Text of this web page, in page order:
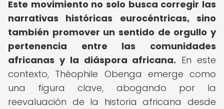
Este movimiento no solo busca corregir las
narrativas históricas eurocéntricas, sino
también promover un sentido de orgullo y
pertenencia entre las comunidades
africanas y la diáspora africana. En este
contexto, Théophile Obenga emerge como
una figura clave, abogando por la
reevaluación de la historia africana desde